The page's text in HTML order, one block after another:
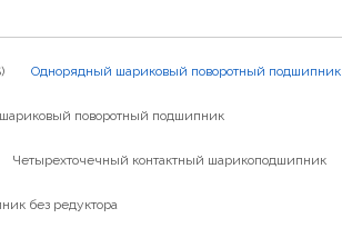
Однорядный шариковый поворотный подшипник
поворотный подшипник
Четырехточечный контактный шарикоподшипник
без редуктора